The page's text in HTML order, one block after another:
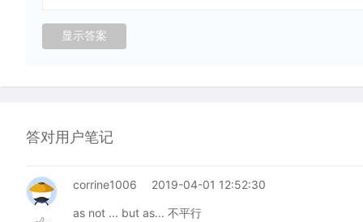
答对用户笔记
corrine1006 2019-04-01 12:52:30
as not ... but as... 不平行